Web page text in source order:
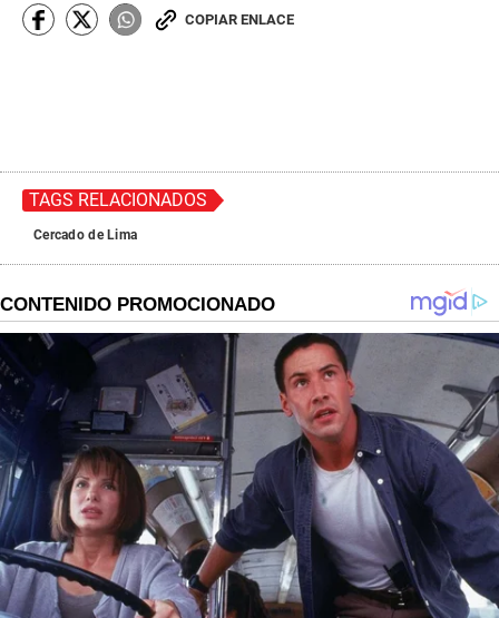
COPIAR ENLACE
TAGS RELACIONADOS
Cercado de Lima